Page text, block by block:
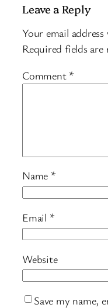
Leave a Reply
Your email
Required fields are
Comment *
Name *
Email *
Website
Save my name,